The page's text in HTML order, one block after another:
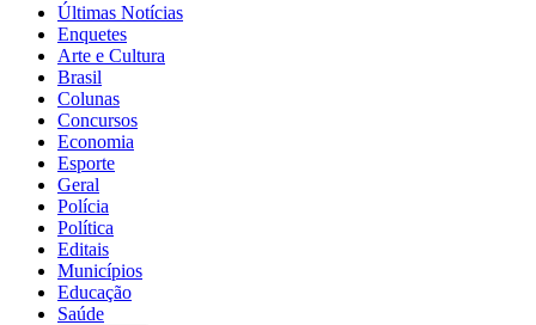
Últimas Notícias
Enquetes
Arte e Cultura
Brasil
Colunas
Concursos
Economia
Esporte
Geral
Polícia
Política
Editais
Municípios
Educação
Saúde